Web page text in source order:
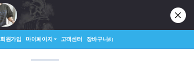
회원가입 마이페이지 고객센터 장바구니(0)